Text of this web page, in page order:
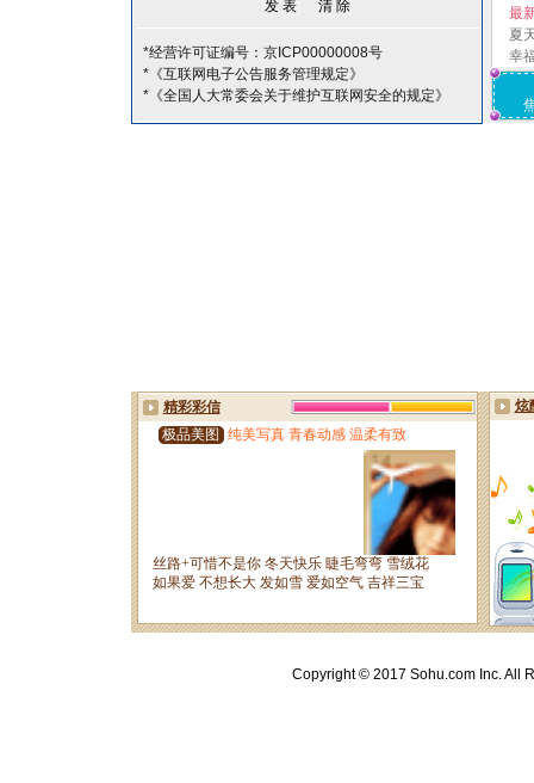
*经营许可证编号：京ICP00000008号
*《互联网电子公告服务管理规定》
*《全国人大常委会关于维护互联网安全的规定》
最
夏
幸
Copyright © 2017 Sohu.com Inc. All